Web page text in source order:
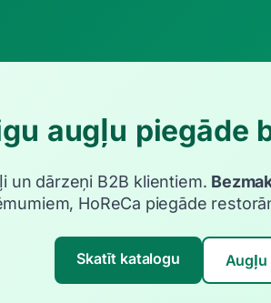
augļu piegāde
un dārzeņi B2B klientiem.
HoReCa piegāde
Skatīt katalogu Augļu